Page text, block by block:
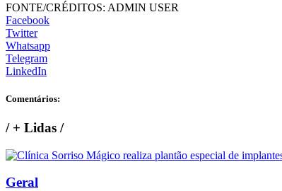
FONTE/CRÉDITOS: ADMIN USER
Facebook
Twitter
Whatsapp
Telegram
LinkedIn
Comentários:
/+ Lidas /
Geral